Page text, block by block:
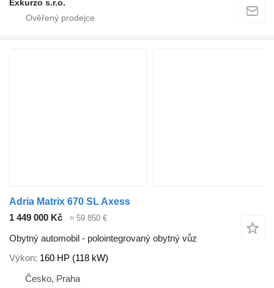
Exkurzo s.r.o.
Adria Matrix 670 SL Axess
1 449 000 Kč
≈ 59 850 €
Obytný automobil - polointegrovaný obytný vůz
Výkon 160 HP (118 kW)
Česko, Praha